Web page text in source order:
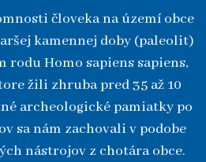
človeka na území obce
kamennej doby (paleolit)
Homo sapiens sapiens,
žili zhruba pred 35 až 10
archeologické pamiatky po
sa nám zachovali v podobe
nástrojov z chotára obce.